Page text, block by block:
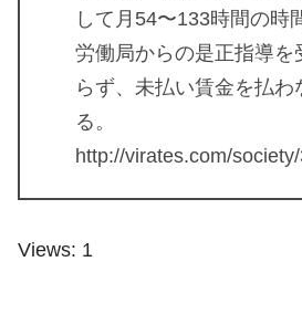
して月54〜133時間の時
労働局からの是正指導を
らず、未払い賃金を払
る。
http://virates.com/
Views: 1